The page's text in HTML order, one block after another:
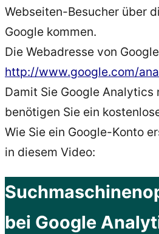
Webseiten-Besucher über
Google kommen.
Die Webadresse von
http://www.google.com/
Damit Sie Google Analytics
benötigen Sie ein
Wie Sie ein Google-Konto
in diesem Video:
bei Google